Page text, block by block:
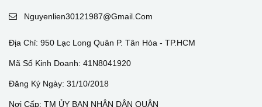
Nguyenlien30121987@gmail.com
Địa Chỉ: 950 Lạc Long Quân P. Tân Hòa - TP.HCM
Mã Số Kinh Doanh: 41N8041920
Đăng Ký Ngày: 31/10/2018
Nơi Cấp: TM ỦY BAN NHÂN DÂN QUẬN